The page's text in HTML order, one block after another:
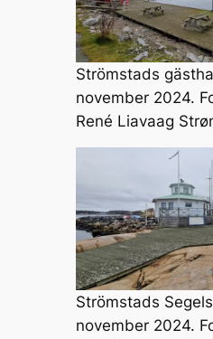
Strömstads
november 2024.
René Liavaag
Strömstads
november 2024.